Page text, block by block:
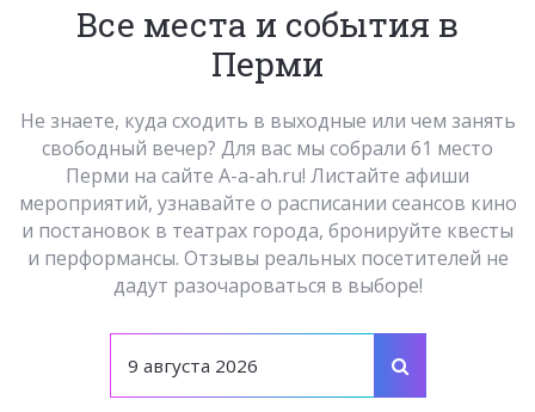
Все места и события в
Перми
Не знаете, куда сходить в выходные или чем занять
свободный вечер? Для вас мы собрали 61 место
Перми на сайте A-a-ah.ru! Листайте афиши
мероприятий, узнавайте о расписании сеансов кино
и постановок в театрах города, бронируйте квесты
и перформансы. Отзывы реальных посетителей не
дадут разочароваться в выборе!